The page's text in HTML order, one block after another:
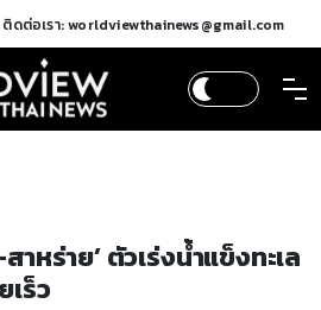
ติดต่อเรา: worldviewthainews@gmail.com
หร่าย’ ตัวเร่งน้ำแข็งทะเล
ร็ว